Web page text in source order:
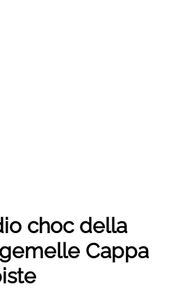
choc della
Cappa